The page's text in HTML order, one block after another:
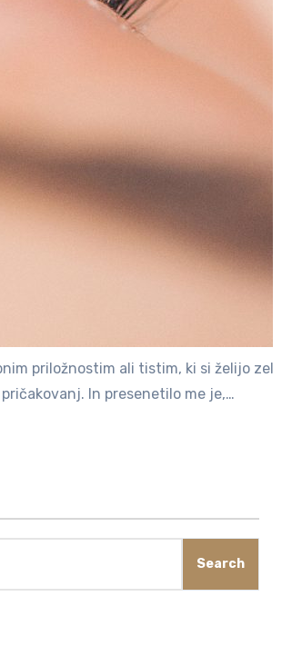
priložnostim ali tistim, ki si želijo
In presenetilo me je,…
Search